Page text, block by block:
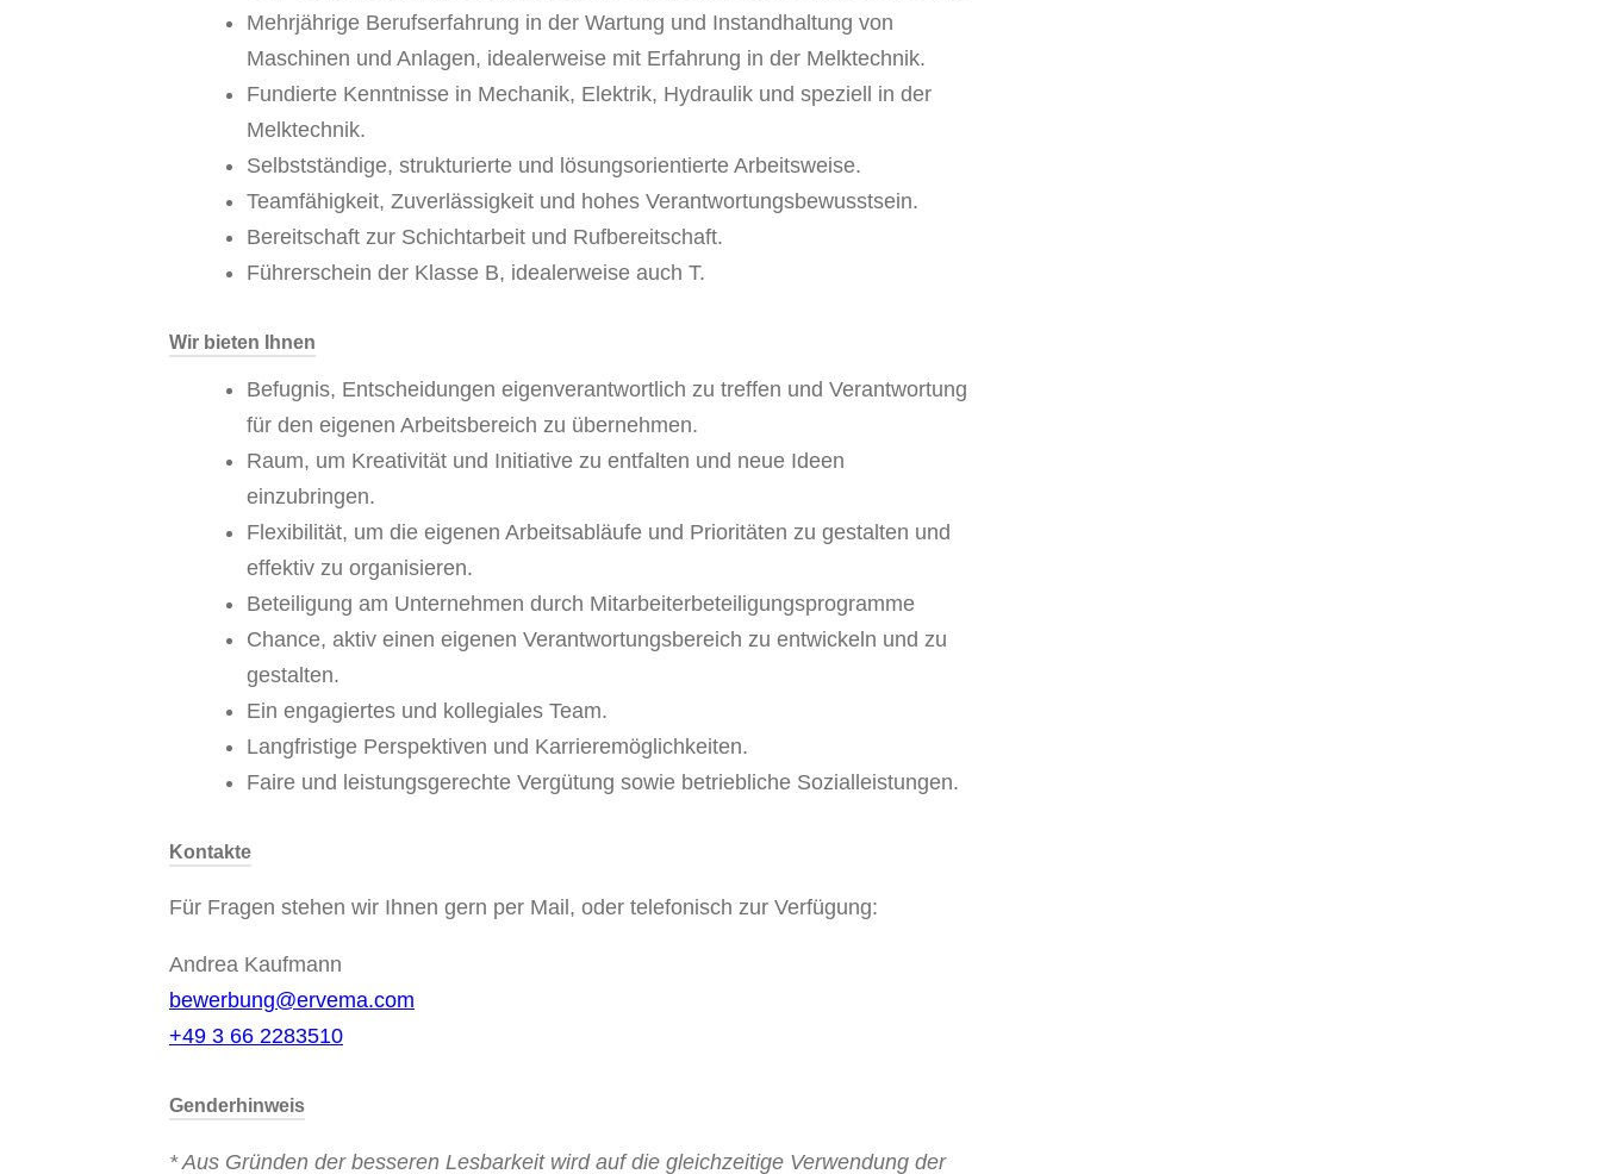
Mehrjährige Berufserfahrung in der Wartung und Instandhaltung von
Maschinen und Anlagen, idealerweise mit Erfahrung in der Melktechnik.
Fundierte Kenntnisse in Mechanik, Elektrik, Hydraulik und speziell in der
Melktechnik.
Selbstständige, strukturierte und lösungsorientierte Arbeitsweise.
Teamfähigkeit, Zuverlässigkeit und hohes Verantwortungsbewusstsein.
Bereitschaft zur Schichtarbeit und Rufbereitschaft.
Führerschein der Klasse B, idealerweise auch T.
Wir bieten Ihnen
Befugnis, Entscheidungen eigenverantwortlich zu treffen und Verantwortung
für den eigenen Arbeitsbereich zu übernehmen.
Raum, um Kreativität und Initiative zu entfalten und neue Ideen
einzubringen.
Flexibilität, um die eigenen Arbeitsabläufe und Prioritäten zu gestalten und
effektiv zu organisieren.
Beteiligung am Unternehmen durch Mitarbeiterbeteiligungsprogramme
Chance, aktiv einen eigenen Verantwortungsbereich zu entwickeln und zu
gestalten.
Ein engagiertes und kollegiales Team.
Langfristige Perspektiven und Karrieremöglichkeiten.
Faire und leistungsgerechte Vergütung sowie betriebliche Sozialleistungen.
Kontakte
Für Fragen stehen wir Ihnen gern per Mail, oder telefonisch zur Verfügung:
Andrea Kaufmann
bewerbung@ervema.com
+49 3 66 2283510
Genderhinweis
* Aus Gründen der besseren Lesbarkeit wird auf die gleichzeitige Verwendung der